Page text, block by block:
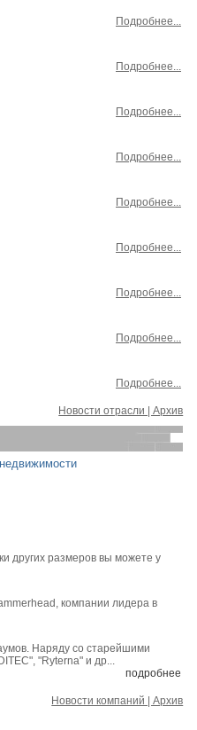
Подробнее...
Подробнее...
Подробнее...
Подробнее...
Подробнее...
Подробнее...
Подробнее...
Подробнее...
Подробнее...
Новости отрасли | Архив
других размеров вы можете у
компании лидера в
Наряду со старейшими
"Ryterna" и др...
подробнее
Новости компаний | Архив